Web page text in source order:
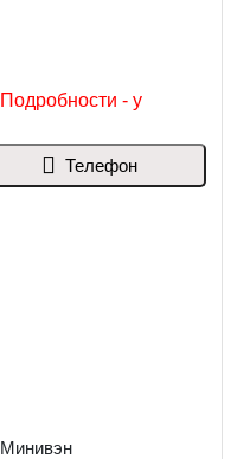
- у
Телефон